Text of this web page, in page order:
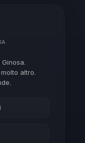
altro.